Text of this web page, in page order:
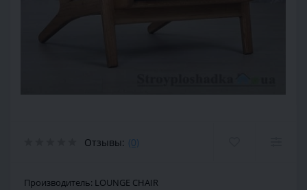
Отзывы: (0)
Производитель: LOUNGE CHAIR